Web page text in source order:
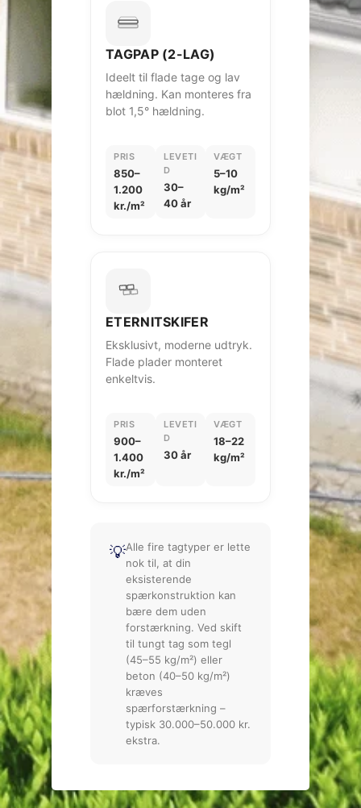
TAGPAP (2-LAG)
Ideelt til flade tage og lav
hældning. Kan monteres fra
blot 1,5° hældning.
PRIS
850–
1.200
kr./m²
LEVETI
D
30–
40 år
VÆGT
5–10
kg/m²
ETERNITSKIFER
Eksklusivt, moderne udtryk.
Flade plader monteret
enkeltvis.
PRIS
900–
1.400
kr./m²
LEVETI
D
30 år
VÆGT
18–22
kg/m²
💡Alle fire tagtyper er lette
nok til, at din
eksisterende
spærkonstruktion kan
bære dem uden
forstærkning. Ved skift
til tungt tag som tegl
(45–55 kg/m²) eller
beton (40–50 kg/m²)
kræves
spærforstærkning –
typisk 30.000–50.000 kr.
ekstra.